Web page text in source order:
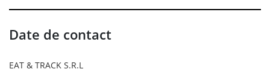
Date de contact
EAT & TRACK S.R.L